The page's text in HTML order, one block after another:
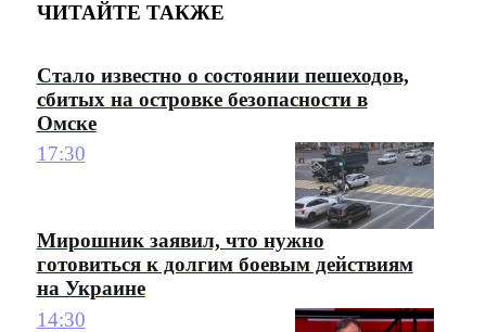
ЧИТАЙТЕ ТАКЖЕ
Стало известно о состоянии пешеходов,
сбитых на островке безопасности в
Омске
17:30
Мирошник заявил, что нужно
готовиться к долгим боевым действиям
на Украине
14:30